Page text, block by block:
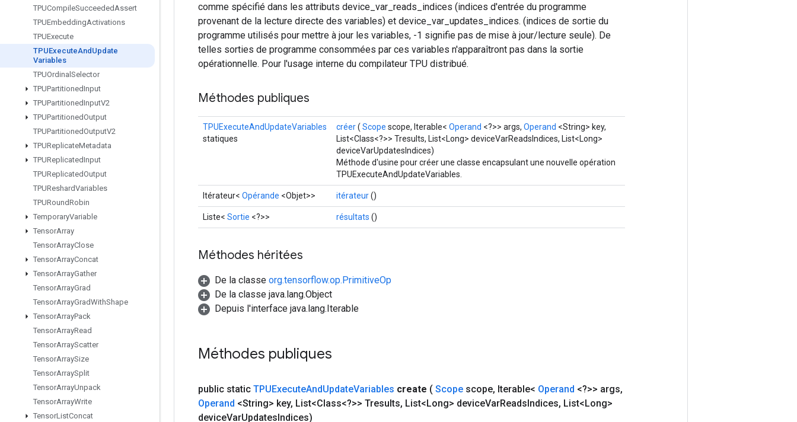
TPUCompileSucceededAssert
TPUEmbeddingActivations
TPUExecute
TPUExecuteAnd Update
Variables
TPUOrdinal Selector
TPUPartitionedInput
TPUPartitionedInputV2
TPUPartitionedOutput
TPUPartitionedOutputV2
TPUReplicateMetadata
TPUReplicatedInput
TPUReplicatedOutput
TPUReshardVariables
TPURoundRobin
TemporaryVariable
TensorArray
TensorArrayClose
TensorArrayConcat
TensorArrayGather
TensorArrayGrad
TensorArrayGradWithShape
TensorArrayPack
TensorArrayRead
TensorArrayScatter
TensorArraySize
TensorArraySplit
TensorArrayUnpack
TensorArrayWrite
TensorListConcat
comme spécifié dans les attributs device_var_reads_indices (indices d'entrée du programme
provenant de la lecture directe des variables) et device_var_updates_indices. (indices de sortie du
programme utilisés pour mettre à jour les variables, -1 signifie pas de mise à jour/lecture seule). De
telles sorties de programme consommées par ces variables n'apparaîtront pas dans la sortie
opérationnelle. Pour l'usage interne du compilateur TPU distribué.
Méthodes publiques
TPUExecuteAndUpdateVariables
statiques
créer( Scope scope, Iterable< Operand <?>> args, Operand <String> key,
List<Class<?>> Tresults, List<Long> deviceVarReadsIndices, List<Long>
deviceVarUpdatesIndices)
Méthode d'usine pour créer une classe encapsulant une nouvelle opération
TPUExecuteAndUpdateVariables.
Itérateur< Opérande <Objet>> itérateur()
Liste< Sortie <?>> résultats ()
Méthodes héritées
De la classe org.tensorflow.op.PrimitiveOp
De la classe java.lang.Object
Depuis l'interface java.lang.Iterable
Méthodes publiques
public static TPUExecuteAndUpdateVariables create ( Scope scope, Iterable< Operand <?>> args,
Operand <String> key, List<Class<?>> Tresults, List<Long> deviceVarReadsIndices, List<Long>
deviceVarUpdatesIndices)